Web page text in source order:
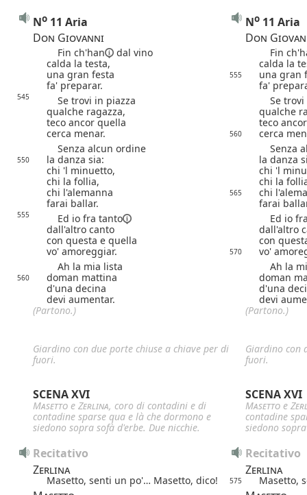
No 11 Aria No 11 Aria
Don Giovanni
Don
Fin ch'han dal vino
Fin
calda la testa,
calda la
una gran festa
555
una gran
fa' preparar.
fa'
545 Se trovi in piazza
Se trovi
qualche ragazza,
qualche
teco ancor quella
teco
cerca menar.
560
cerca
Senza alcun ordine
Senza
550 la danza sia:
la danza
chi 'l minuetto,
chi 'l
chi la follia,
chi la
chi l'alemanna
565
chi
farai ballar.
farai
555 Ed io fra tanto Ed io
dall'altro canto
dall'altro
con questa e quella
con
vo' amoreggiar.
570
vo'
Ah la mia lista
Ah la
560 doman mattina
doman
d'una decina
d'una
devi aumentar.
devi
(Partono.)
(Partono.)
Giardino con due porte chiuse a chiave per di
fuori.
Giardino con
fuori.
SCENA XVI SCENA XVI
Masetto e Zerlina, coro di contadini e di
contadine sparse qua e là che dormono e
siedono sopra sofà d'erbe. Due nicchie.
Masetto e
contadine
siedono
Recitativo
Recitativo
Zerlina
Zerlina
Masetto, senti un po'… Masetto, dico! 575 Masetto,